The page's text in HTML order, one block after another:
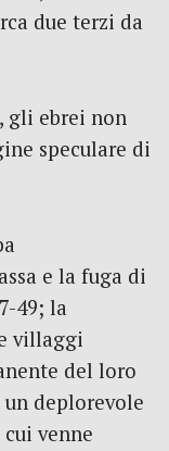
due terzi da
gli ebrei non
speculare di
e la fuga di
49; la
villaggi
del loro
deplorevole
venne